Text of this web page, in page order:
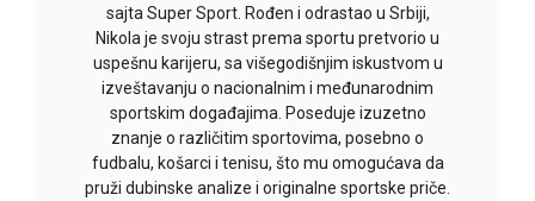
sajta Super Sport. Rođen i odrastao u Srbiji,
Nikola je svoju strast prema sportu pretvorio u
uspešnu karijeru, sa višegodišnjim iskustvom u
izveštavanju o nacionalnim i međunarodnim
sportskim događajima. Poseduje izuzetno
znanje o različitim sportovima, posebno o
fudbalu, košarci i tenisu, što mu omogućava da
pruži dubinske analize i originalne sportske priče.